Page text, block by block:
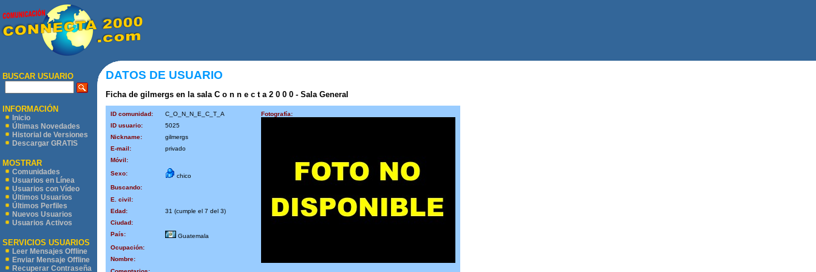
BUSCAR USUARIO
INFORMACIÓN
Inicio
Últimas Novedades
Historial de Versiones
Descargar GRATIS
MOSTRAR
Comunidades
Usuarios en Línea
Usuarios con Vídeo
Últimos Usuarios
Últimos Perfiles
Nuevos Usuarios
Usuarios Activos
SERVICIOS USUARIOS
Leer Mensajes Offline
Enviar Mensaje Offline
Recuperar Contraseña
DATOS DE USUARIO
Ficha de gilmergs en la sala C o n n e c t a 2 0 0 0 - Sala General
ID comunidad: C_O_N_N_E_C_T_A
Fotografía:
ID usuario:
5025
Nickname:
gilmergs
E-mail:
privado
Móvil:
Sexo:
chico
Buscando:
E. civil:
Edad:
31 (cumple el 7 del 3)
Ciudad:
País:
Guatemala
Ocupación:
Nombre: